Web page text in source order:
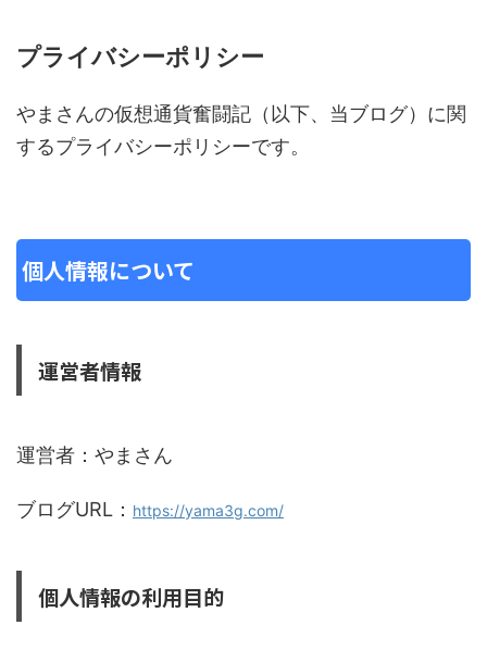
プライバシーポリシー
やまさんの仮想通貨奮闘記（以下、当ブログ）に関
するプライバシーポリシーです。
個人情報について
運営者情報
運営者：やまさん
ブログURL： https://yama3g.com/
個人情報の利用目的